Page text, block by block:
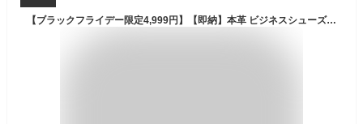
【ブラックフライデー限定4,999円】【即納】本革 ビジネスシューズ メンズ カジュアルシューズ スニーカー メンズ ウォーキングシューズ 結婚式 七五三 敬老の日 父の日 カジュアル ショートブーツ 革靴 大きいサイズ ビジネス 小さいサイズ 入社式 紳士靴 卒業式 スーツ用